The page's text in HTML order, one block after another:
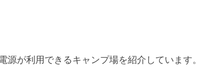
源が利用できるキャンプ場を紹介しています。